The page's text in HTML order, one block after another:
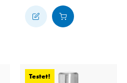
Testet!